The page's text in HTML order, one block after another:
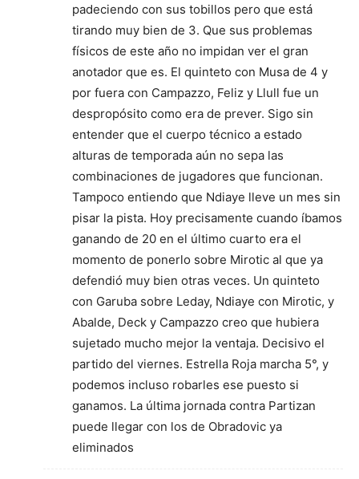
padeciendo con sus tobillos pero que está
tirando muy bien de 3. Que sus problemas
físicos de este año no impidan ver el gran
anotador que es. El quinteto con Musa de 4 y
por fuera con Campazzo, Feliz y Llull fue un
despropósito como era de prever. Sigo sin
entender que el cuerpo técnico a estado
alturas de temporada aún no sepa las
combinaciones de jugadores que funcionan.
Tampoco entiendo que Ndiaye lleve un mes sin
pisar la pista. Hoy precisamente cuando íbamos
ganando de 20 en el último cuarto era el
momento de ponerlo sobre Mirotic al que ya
defendió muy bien otras veces. Un quinteto
con Garuba sobre Leday, Ndiaye con Mirotic, y
Abalde, Deck y Campazzo creo que hubiera
sujetado mucho mejor la ventaja. Decisivo el
partido del viernes. Estrella Roja marcha 5°, y
podemos incluso robarles ese puesto si
ganamos. La última jornada contra Partizan
puede llegar con los de Obradovic ya
eliminados